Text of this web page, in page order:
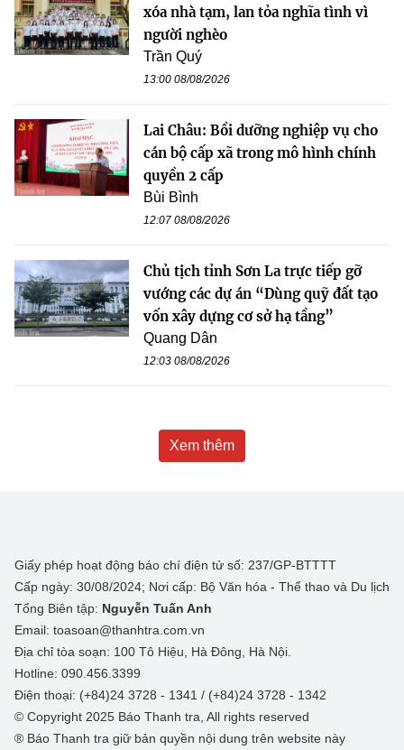
xóa nhà tạm, lan tỏa nghĩa tình vì
người nghèo
Trần Quý
13:00 08/08/2026
Lai Châu: Bồi dưỡng nghiệp vụ cho
cán bộ cấp xã trong mô hình chính
quyền 2 cấp
Bùi Bình
12:07 08/08/2026
Chủ tịch tỉnh Sơn La trực tiếp gỡ
vướng các dự án “Dùng quỹ đất tạo
vốn xây dựng cơ sở hạ tầng”
Quang Dân
12:03 08/08/2026
Xem thêm
Giấy phép hoạt động báo chí điện tử số: 237/GP-BTTTT
Cấp ngày: 30/08/2024; Nơi cấp: Bộ Văn hóa - Thể thao và Du lịch
Tổng Biên tập: Nguyễn Tuấn Anh
Email: toasoan@thanhtra.com.vn
Địa chỉ tòa soạn: 100 Tô Hiệu, Hà Đông, Hà Nội.
Hotline: 090.456.3399
Điện thoại: (+84)24 3728 - 1341 / (+84)24 3728 - 1342
© Copyright 2025 Báo Thanh tra, All rights reserved
® Báo Thanh tra giữ bản quyền nội dung trên website này